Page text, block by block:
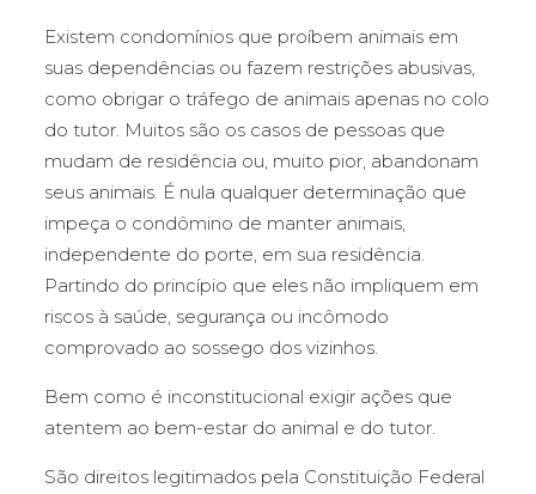
Existem condomínios que proíbem animais em
suas dependências ou fazem restrições abusivas,
como obrigar o tráfego de animais apenas no colo
do tutor. Muitos são os casos de pessoas que
mudam de residência ou, muito pior, abandonam
seus animais. É nula qualquer determinação que
impeça o condômino de manter animais,
independente do porte, em sua residência.
Partindo do princípio que eles não impliquem em
riscos à saúde, segurança ou incômodo
comprovado ao sossego dos vizinhos.
Bem como é inconstitucional exigir ações que
atentem ao bem-estar do animal e do tutor.
São direitos legitimados pela Constituição Federal